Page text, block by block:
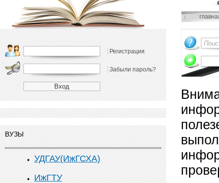
Регистрация
Забыли пароль?
ВУЗЫ
УДГАУ(ИжГСХА)
ИжГТУ